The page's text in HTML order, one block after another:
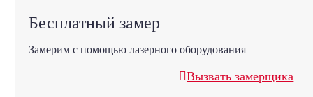
Бесплатный замер
Замерим с помощью лазерного оборудования
Вызвать замерщика